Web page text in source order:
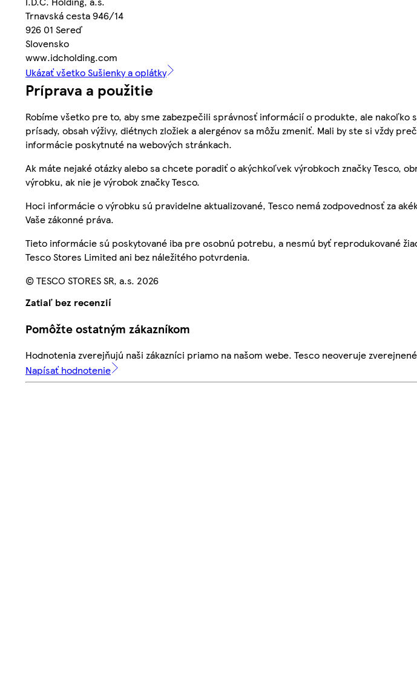
Trnavská cesta 946/14
926 01 Sereď
Slovensko
www.idcholding.com
Ukázať všetko Sušienky a oplátky
Príprava a použitie
Robíme všetko pre to, aby sme zabezpečili správnosť informácií o produkte, ale
prísady, obsah výživy, diétnych zložiek a alergénov sa môžu zmeniť. Mali by ste si vždy
informácie poskytnuté na webových stránkach.
Ak máte nejaké otázky alebo sa chcete poradiť o akýchkoľvek výrobkoch značky Tesco,
výrobku, ak nie je výrobok značky Tesco.
Hoci informácie o výrobku sú pravidelne aktualizované, Tesco nemá zodpovednosť za
Vaše zákonné práva.
Tieto informácie sú poskytované iba pre osobnú potrebu, a nesmú byť reprodukované
Tesco Stores Limited ani bez náležitého potvrdenia.
© TESCO STORES SR, a.s. 2026
Zatiaľ bez recenzií
Pomôžte ostatným zákazníkom
Hodnotenia zverejňujú naši zákazníci priamo na našom webe. Tesco neoveruje
Napísať hodnotenie